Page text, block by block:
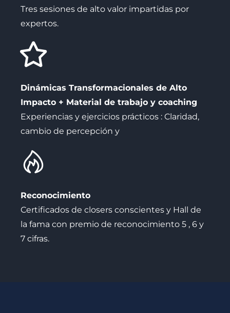
Tres sesiones de alto valor impartidas por
expertos.
Dinámicas Transformacionales de Alto
Impacto + Material de trabajo y coaching
Experiencias y ejercicios prácticos : Claridad,
cambio de percepción y
Reconocimiento
Certificados de closers conscientes y Hall de
la fama con premio de reconocimiento 5 , 6 y
7 cifras.